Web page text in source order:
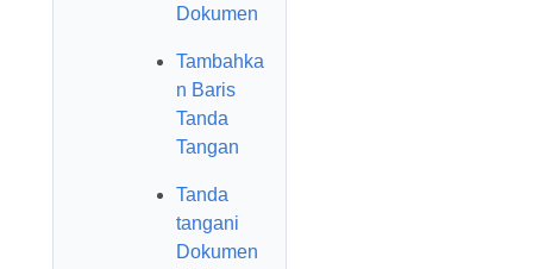
Dokumen
Tambahka
n Baris
Tanda
Tangan
Tanda
tangani
Dokumen